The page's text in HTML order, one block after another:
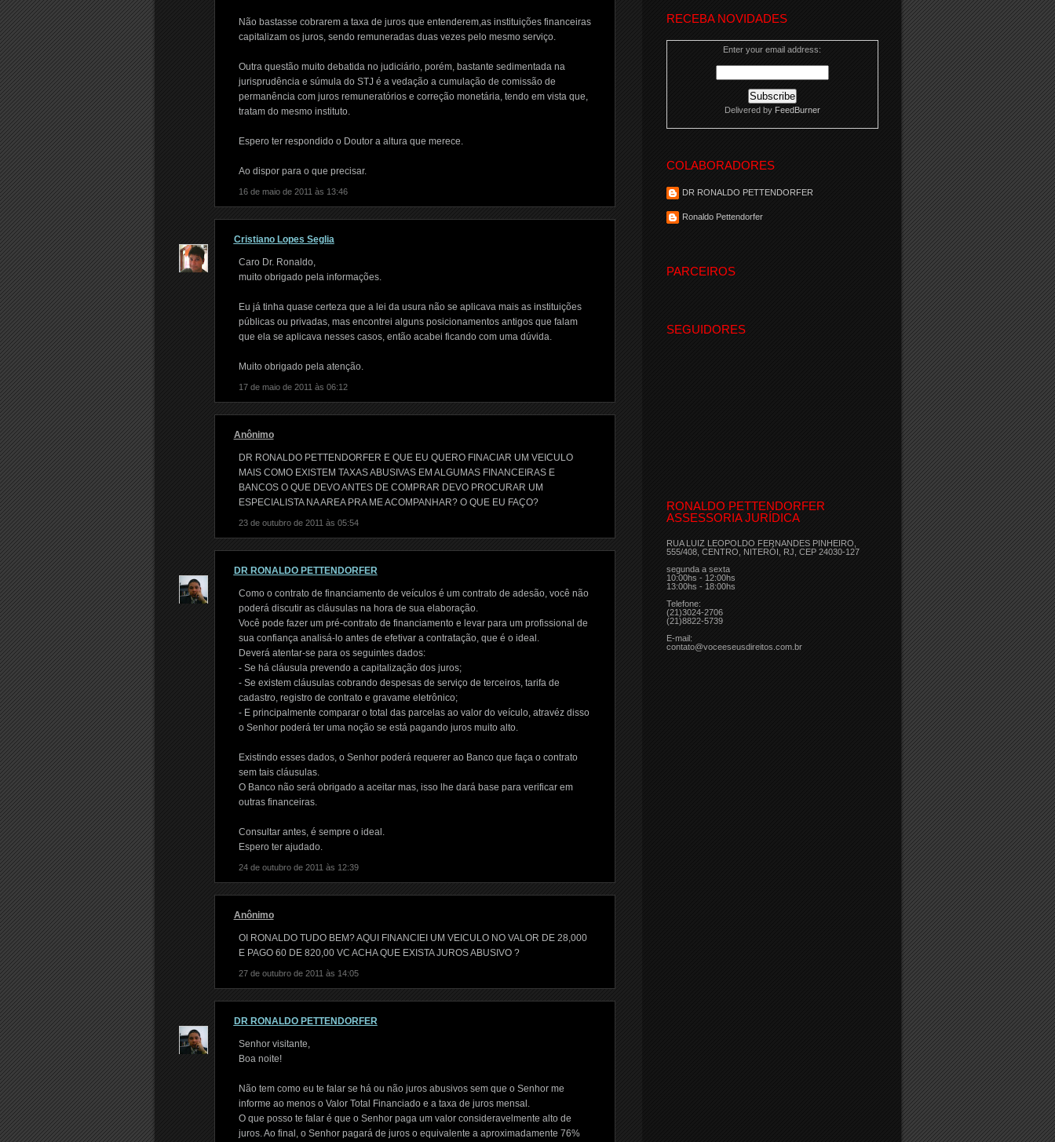
Não bastasse cobrarem a taxa de juros que entenderem,as instituições financeiras
capitalizam os juros, sendo remuneradas duas vezes pelo mesmo serviço.
Outra questão muito debatida no judiciário, porém, bastante sedimentada na
jurisprudência e súmula do STJ é a vedação a cumulação de comissão de
permanência com juros remuneratórios e correção monetária, tendo em vista que,
tratam do mesmo instituto.
Espero ter respondido o Doutor a altura que merece.
Ao dispor para o que precisar.
16 de maio de 2011 às 13:46
Cristiano Lopes Seglia
Caro Dr. Ronaldo,
muito obrigado pela informações.
Eu já tinha quase certeza que a lei da usura não se aplicava mais as instituições
públicas ou privadas, mas encontrei alguns posicionamentos antigos que falam
que ela se aplicava nesses casos, então acabei ficando com uma dúvida.
Muito obrigado pela atenção.
17 de maio de 2011 às 06:12
Anônimo
DR RONALDO PETTENDORFER E QUE EU QUERO FINACIAR UM VEICULO
MAIS COMO EXISTEM TAXAS ABUSIVAS EM ALGUMAS FINANCEIRAS E
BANCOS O QUE DEVO ANTES DE COMPRAR DEVO PROCURAR UM
ESPECIALISTA NA AREA PRA ME ACOMPANHAR? O QUE EU FAÇO?
23 de outubro de 2011 às 05:54
DR RONALDO PETTENDORFER
Como o contrato de financiamento de veículos é um contrato de adesão, você não
poderá discutir as cláusulas na hora de sua elaboração.
Você pode fazer um pré-contrato de financiamento e levar para um profissional de
sua confiança analisá-lo antes de efetivar a contratação, que é o ideal.
Deverá atentar-se para os seguintes dados:
- Se há cláusula prevendo a capitalização dos juros;
- Se existem cláusulas cobrando despesas de serviço de terceiros, tarifa de
cadastro, registro de contrato e gravame eletrônico;
- E principalmente comparar o total das parcelas ao valor do veículo, atravéz disso
o Senhor poderá ter uma noção se está pagando juros muito alto.
Existindo esses dados, o Senhor poderá requerer ao Banco que faça o contrato
sem tais cláusulas.
O Banco não será obrigado a aceitar mas, isso lhe dará base para verificar em
outras financeiras.
Consultar antes, é sempre o ideal.
Espero ter ajudado.
24 de outubro de 2011 às 12:39
Anônimo
OI RONALDO TUDO BEM? AQUI FINANCIEI UM VEICULO NO VALOR DE 28,000
E PAGO 60 DE 820,00 VC ACHA QUE EXISTA JUROS ABUSIVO ?
27 de outubro de 2011 às 14:05
DR RONALDO PETTENDORFER
Senhor visitante,
Boa noite!
Não tem como eu te falar se há ou não juros abusivos sem que o Senhor me
informe ao menos o Valor Total Financiado e a taxa de juros mensal.
O que posso te falar é que o Senhor paga um valor consideravelmente alto de
juros. Ao final, o Senhor pagará de juros o equivalente a aproximadamente 76%
RECEBA NOVIDADES
Enter your email address:
Delivered by FeedBurner
COLABORADORES
DR RONALDO PETTENDORFER
Ronaldo Pettendorfer
PARCEIROS
SEGUIDORES
RONALDO PETTENDORFER
ASSESSORIA JURÍDICA
RUA LUIZ LEOPOLDO FERNANDES PINHEIRO,
555/408, CENTRO, NITERÓI, RJ, CEP 24030-127
segunda a sexta
10:00hs - 12:00hs
13:00hs - 18:00hs
Telefone:
(21)3024-2706
(21)8822-5739
E-mail:
contato@voceeseusdireitos.com.br